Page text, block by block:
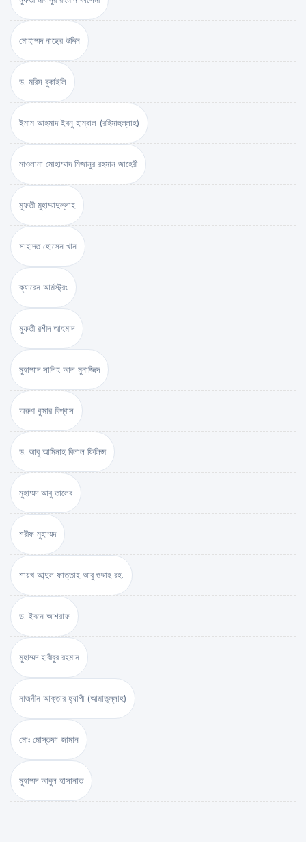
মোহাম্মদ নাছের উদ্দিন
ড. মরিস বুকাইলি
ইমাম আহমাদ ইবনু হাম্বাল (রহিমাহুল্লাহ)
মাওলানা মোহাম্মাদ মিজানুর রহমান জাহেরী
মুফতী মুহাম্মাদুল্লাহ
সাহাদত হোসেন খান
ক্যারেন আর্মস্ট্রং
মুফতী রশীদ আহমাদ
মুহাম্মাদ সালিহ আল মুনাজ্জিদ
অরুণ কুমার বিশ্বাস
ড. আবু আমিনাহ বিলাল ফিলিপ্স
মুহাম্মদ আবু তালেব
শরীফ মুহাম্মদ
শায়খ আব্দুল ফাত্তাহ আবু গুদ্দাহ রহ.
ড. ইবনে আশরাফ
মুহাম্মদ হাবীবুর রহমান
নাজনীন আক্তার হ্যাপী (আমাতুল্লাহ)
মোঃ মোস্তফা জামান
মুহাম্মদ আবুল হাসানাত